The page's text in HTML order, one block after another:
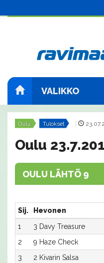
VALIKKO
Oulu Tulokset
Oulu
OULU LÄHTÖ 9
Sij. Hevonen
1
3 Davy Treasure
2
9 Haze Check
3
2 Kivarin Salsa